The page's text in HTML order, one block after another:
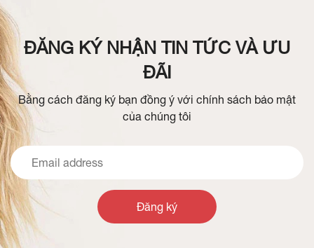
ĐĂNG KÝ NHẬN TIN TỨC VÀ ƯU
ĐÃI
Bằng cách đăng ký bạn đồng ý với chính sách bảo mật
của chúng tôi
Đăng ký